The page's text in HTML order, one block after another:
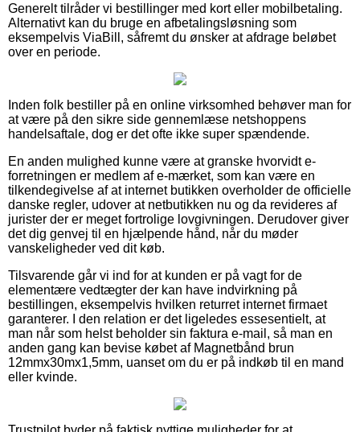
Generelt tilråder vi bestillinger med kort eller mobilbetaling.
Alternativt kan du bruge en afbetalingsløsning som
eksempelvis ViaBill, såfremt du ønsker at afdrage beløbet
over en periode.
Inden folk bestiller på en online virksomhed behøver man for
at være på den sikre side gennemlæse netshoppens
handelsaftale, dog er det ofte ikke super spændende.
En anden mulighed kunne være at granske hvorvidt e-
forretningen er medlem af e-mærket, som kan være en
tilkendegivelse af at internet butikken overholder de officielle
danske regler, udover at netbutikken nu og da revideres af
jurister der er meget fortrolige lovgivningen. Derudover giver
det dig genvej til en hjælpende hånd, når du møder
vanskeligheder ved dit køb.
Tilsvarende går vi ind for at kunden er på vagt for de
elementære vedtægter der kan have indvirkning på
bestillingen, eksempelvis hvilken returret internet firmaet
garanterer. I den relation er det ligeledes essesentielt, at
man når som helst beholder sin faktura e-mail, så man en
anden gang kan bevise købet af Magnetbånd brun
12mmx30mx1,5mm, uanset om du er på indkøb til en mand
eller kvinde.